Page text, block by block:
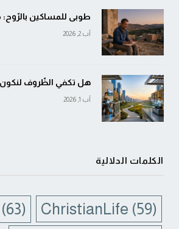
طوبى للمساكين
آب 2, 2026
هل تكفي الظّروف
آب 1, 2026
الكلمات الدلالية
ChristianLife (59)
(63)